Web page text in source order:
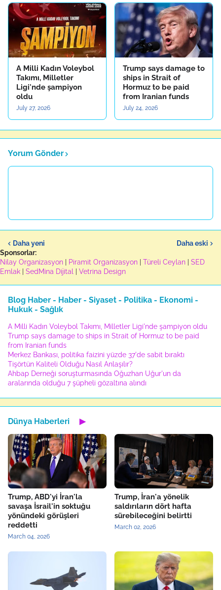
A Milli Kadın Voleybol
Takımı, Milletler
Ligi'nde şampiyon
oldu
July 27, 2026
Trump says damage to
ships in Strait of
Hormuz to be paid
from Iranian funds
July 24, 2026
Yorum Gönder
Daha yeni
Daha eski
Sponsorlar:
Nilay Organizasyon
Piramit Organizasyon Türeli Ceylan
SED
Emlak
SedMina Dijital Vetrina Design
Blog Haber - Haber - Siyaset - Politika - Ekonomi -
Hukuk - Sağlık
A Milli Kadın Voleybol Takımı, Milletler Ligi'nde şampiyon oldu
Trump says damage to ships in Strait of Hormuz to be paid
from Iranian funds
Merkez Bankası, politika faizini yüzde 37'de sabit bıraktı
Tişörtün Kaliteli Olduğu Nasıl Anlaşılır?
Ahbap Derneği soruşturmasında Oğuzhan Uğur'un da
aralarında olduğu 7 şüpheli gözaltına alındı
Dünya Haberleri ▶
Trump, ABD'yi İran'la
savaşa İsrail'in soktuğu
yönündeki görüşleri
reddetti
March 04, 2026
Trump, İran'a yönelik
saldırıların dört hafta
sürebileceğini belirtti
March 02, 2026